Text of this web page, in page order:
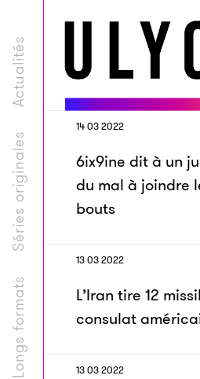
Longs formats
Séries originales
Actualités
14 03 2022
6ix9ine dit à un
du mal à joindre
bouts
13 03 2022
L’Iran tire 12
consulat
13 03 2022